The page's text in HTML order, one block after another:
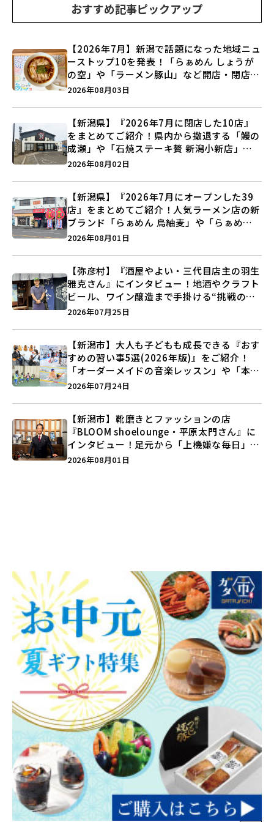
おすすめ記事ピックアップ
【2026年7月】新潟で話題になった地域ニュ
ーストップ10を発表！「らぁめん しょうが
の空」や「ラーメン豚山」など開店・閉店の
注目記事をランキングでご紹介♪
2026年08月03日
【新潟県】『2026年7月に閉店した10店』
をまとめてご紹介！県内から撤退する「鰻の
成瀬」や「石焼ステーキ贅 新潟小新店」が
営業に幕…。
2026年08月02日
【新潟県】『2026年7月にオープンした39
店』をまとめてご紹介！人気ラーメン店の新
ブランド「らぁめん 鳥紬麦」や「らぁめん
しょうがの空」など盛りだくさん♪
2026年08月01日
【弥彦村】『酒屋やよい・三代目店主の羽生
雅克さん』にインタビュー！地酒やクラフト
ビール、ワイン醸造まで手掛ける“挑戦の歴
史”に迫る♪
2026年07月25日
【新潟市】大人も子どもも成長できる『おす
すめの習い事5選(2026年版)』をご紹介！
「オーダーメイドの音楽レッスン」や「本格
キックボクシング」で新しい自分を見つけよ
2026年07月24日
【新潟市】靴磨きとファッションの店
『BLOOM shoelounge・平原太門さん』に
インタビュー！足元から「上機嫌な毎日」を
つくる装いの提案とは？
2026年08月01日